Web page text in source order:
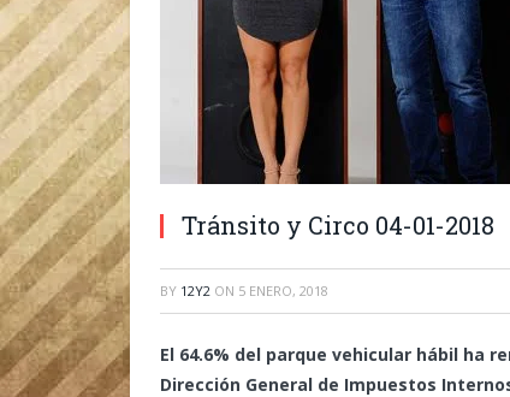
Tránsito y Circo 04-01-2018
BY 12Y2 ON 5 ENERO, 2018
El 64.6% del parque vehicular hábil ha
Dirección General de Impuestos